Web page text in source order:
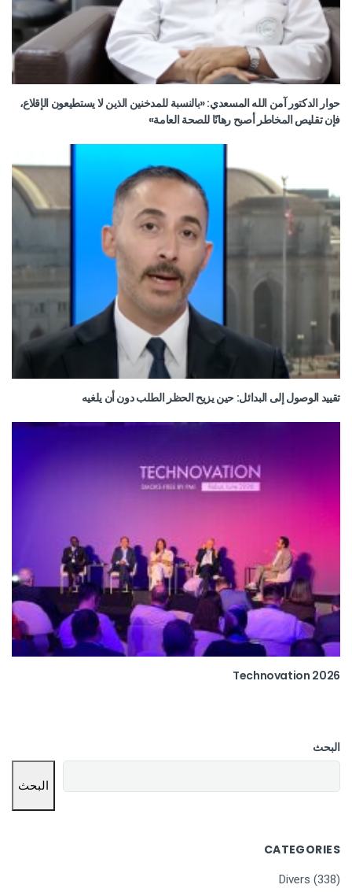
حوار الدكتور آمن الله المسعدي: «بالنسبة للمدخنين الذين لا يستطيعون الإقلاع،
فإن تقليص المخاطر أصبح رهانًا للصحة العامة»
تقييد الوصول إلى البدائل: حين يزيح الحظر الطلب دون أن يلغيه
Technovation 2026
البحث
البحث
CATEGORIES
Divers (338)